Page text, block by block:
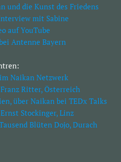
und die Kunst des Friedens
mit Sabine
auf YouTube
Antenne Bayern
Naikan Netzwerk
Ritter, Österreich
über Naikan bei TEDx Talks
Stockinger, Linz
Blüten Dojo, Durach